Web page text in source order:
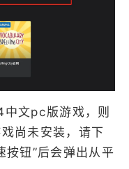
文pc版游戏，则
尚未安装，请下
按钮”后会弹出从平